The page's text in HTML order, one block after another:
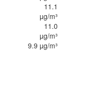
11.1
µg/m³
11.0
µg/m³
9.9 µg/m³